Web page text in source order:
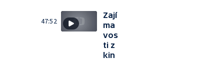
47:52
Zají
ma
vos
ti z
kin